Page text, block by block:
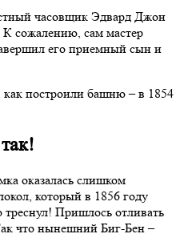
часовщик Эдвард Джон
сожалению, сам мастер
его приемный сын и
построили башню – в 1854
оказалась слишком
который в 1856 году
Пришлось отливать
что нынешний Биг-Бен –